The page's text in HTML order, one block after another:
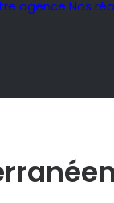
agence Nos